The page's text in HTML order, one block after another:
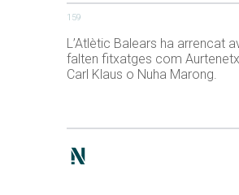
159
L’Atlètic Balears ha arrencat
falten fitxatges com
Carl Klaus o Nuha Marong.